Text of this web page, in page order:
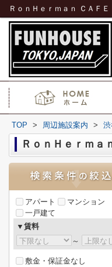
TOP > 周辺施設案内 >
ＲｏｎＨｅｒｍ
アパート
マンション
一戸建て
▼賃料
～
敷金・保証金なし